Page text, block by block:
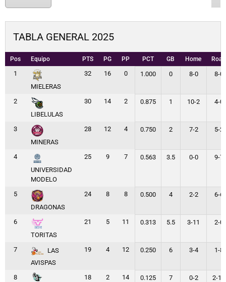
TABLA GENERAL 2025
Pos Equipo PTS PG PP PCT GB Home Road
1
MIELERAS
32 16 0 1.000 0 8-0 8-0
2
LIBELULAS
30 14 2 0.875 1 10-2 4-0
3
MINERAS
28 12 4 0.750 2 7-2 5-2
4
UNIVERSIDAD
MODELO
25 9 7 0.563 3.5 0-0 9-7
5
DRAGONAS
24 8 8 0.500 4 2-2 6-6
6
TORITAS
21 5 11 0.313 5.5 3-11 2-0
7
LAS
AVISPAS
19 4 12 0.250 6 3-4 1-8
8
18 2 14 0.125 7 0-2 2-12